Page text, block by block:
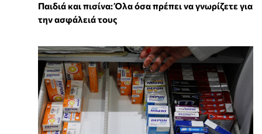
Παιδιά και πισίνα: Όλα όσα πρέπει να γνωρίζετε για
την ασφάλειά τους